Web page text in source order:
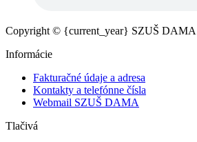
Copyright © {current_year} SZUŠ DAMA
Informácie
Fakturačné údaje a adresa
Kontakty a telefónne čísla
Webmail SZUŠ DAMA
Tlačivá